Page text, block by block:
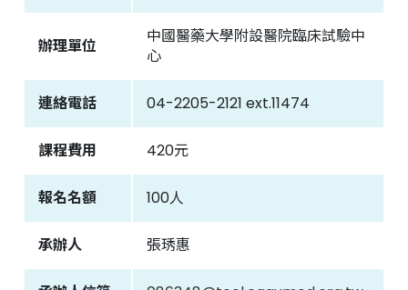
辦理單位
中國醫藥大學附設醫院臨床試驗中
心
連絡電話 04-2205-2121 ext.11474
課程費用 420元
報名名額 100人
承辦人 張琇惠